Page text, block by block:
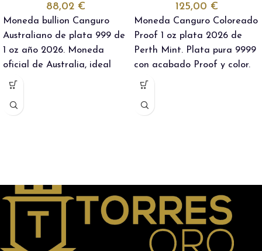
88,02 €
Moneda bullion Canguro
Australiano de plata 999 de
1 oz año 2026. Moneda
oficial de Australia, ideal
para inversión o como
125,00 €
Moneda Canguro Coloreado
Proof 1 oz plata 2026 de
Perth Mint. Plata pura 9999
con acabado Proof y color.
Edición especial para